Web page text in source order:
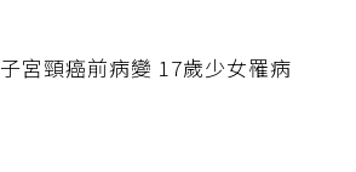
子宮頸癌前病變 17歲少女罹病